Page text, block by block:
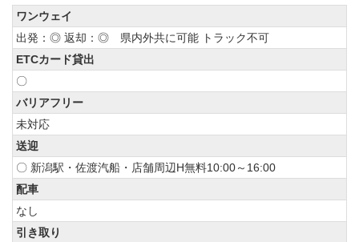
ワンウェイ
出発：◎ 返却：◎ 県内外共に可能 トラック不可
ETCカード貸出
〇
バリアフリー
未対応
送迎
〇 新潟駅・佐渡汽船・店舗周辺H無料10:00～16:00
配車
なし
引き取り